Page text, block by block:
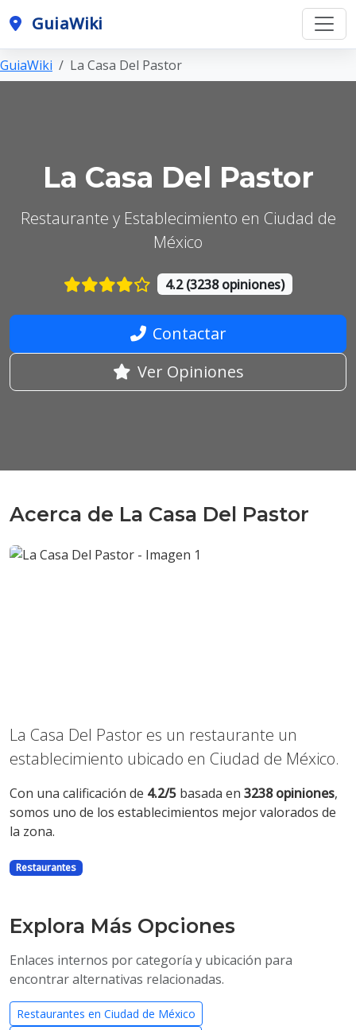
GuiaWiki
GuiaWiki La Casa Del Pastor
La Casa Del Pastor
Restaurante y Establecimiento en Ciudad de
México
4.2 (3238 opiniones)
Contactar
Ver Opiniones
Acerca de La Casa Del Pastor
La Casa Del Pastor es un restaurante un
establecimiento ubicado en Ciudad de México.
Con una calificación de 4.2/5 basada en 3238 opiniones,
somos uno de los establecimientos mejor valorados de
la zona.
Restaurantes
Explora Más Opciones
Enlaces internos por categoría y ubicación para
encontrar alternativas relacionadas.
Restaurantes en Ciudad de México